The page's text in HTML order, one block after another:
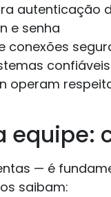
autenticação
e senha
conexões
operam
— é
saibam: